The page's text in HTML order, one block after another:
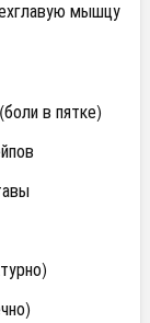
мышцу
в пятке)